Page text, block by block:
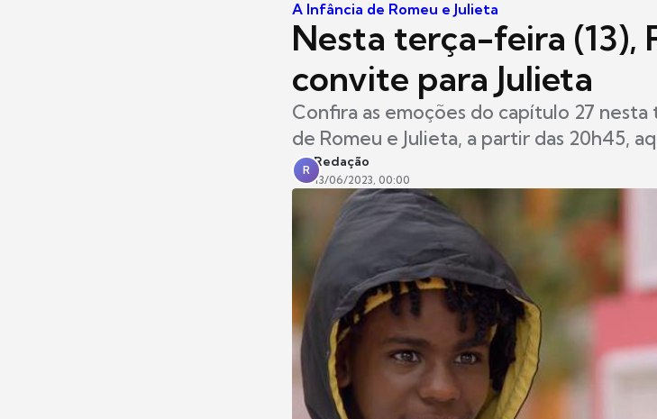
A Infância de Romeu e Julieta
Nesta terça-feira (13),
convite para Julieta
Confira as emoções do capítulo 27
de Romeu e Julieta, a partir das 20h45,
R
Redação
13/06/2023, 00:00